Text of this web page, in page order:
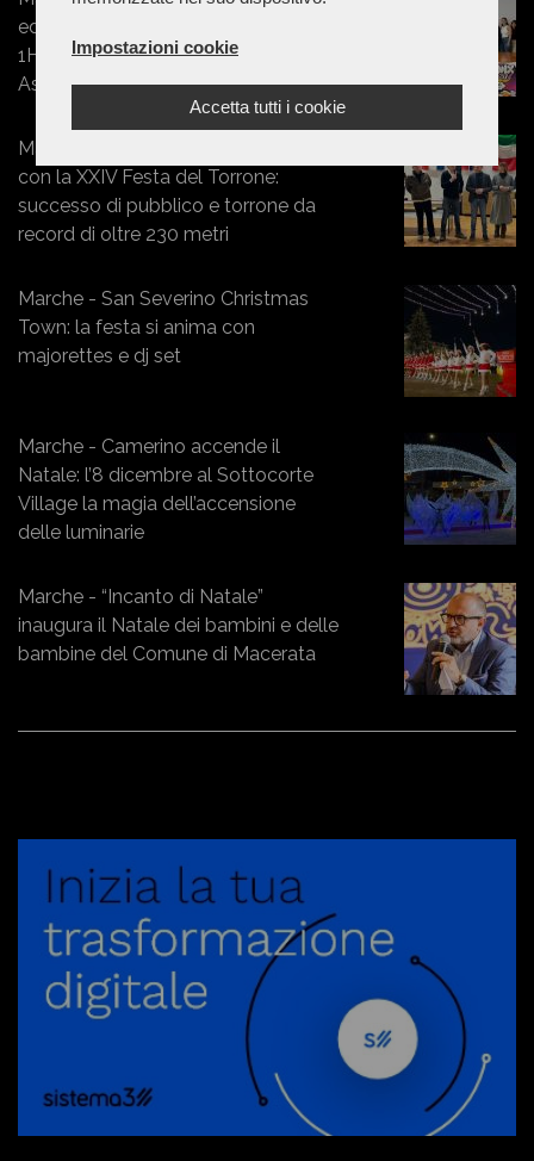
Impostazioni cookie
Accetta tutti i cookie
edizione con il format che spopola
1Hour e i grandi ospiti gli Zero
Assoluto
Marche - Camerino saluta le festività
con la XXIV Festa del Torrone:
successo di pubblico e torrone da
record di oltre 230 metri
Marche - San Severino Christmas
Town: la festa si anima con
majorettes e dj set
Marche - Camerino accende il
Natale: l’8 dicembre al Sottocorte
Village la magia dell’accensione
delle luminarie
Marche - “Incanto di Natale”
inaugura il Natale dei bambini e delle
bambine del Comune di Macerata